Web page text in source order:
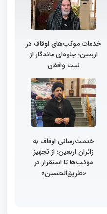
خدمات موکب‌های اوقاف در
اربعین؛ جلوه‌ای ماندگار از
نیت واقفان
خدمت‌رسانی اوقاف به
زائران اربعین؛ از تجهیز
موکب‌ها تا استقرار در
«طریق‌الحسین»